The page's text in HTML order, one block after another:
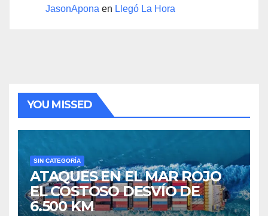
JasonApona en Llegó La Hora
YOU MISSED
SIN CATEGORÍA
ATAQUES EN EL MAR ROJO
EL COSTOSO DESVÍO DE
6.500 KM